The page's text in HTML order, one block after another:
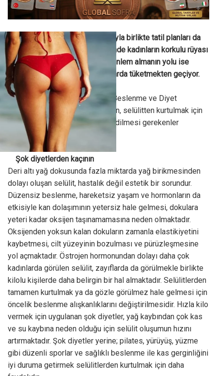
Havaların ısınmaya başlamasıyla birlikte tatil planları da
yapılmaya başlandı. Bu dönemde kadınların korkulu rüyası
haline gelen selülitlere karşı önlem almanın yolu ise
doğru besinleri uygun miktarlarda tüketmekten geçiyor.
Memorial Hizmet Hastanesi Beslenme ve Diyet
Bölümü'nden Dyt. Sinem Uygun, selülitten kurtulmak için
beslenme düzeninde dikkat edilmesi gerekenler
hakkında bilgi verdi.
Şok diyetlerden kaçının
Deri altı yağ dokusunda fazla miktarda yağ birikmesinden
dolayı oluşan selülit, hastalık değil estetik bir sorundur.
Düzensiz beslenme, hareketsiz yaşam ve hormonların da
etkisiyle kan dolaşımının yetersiz hale gelmesi, dokulara
yeteri kadar oksijen taşınamamasına neden olmaktadır.
Oksijenden yoksun kalan dokuların zamanla elastikiyetini
kaybetmesi, cilt yüzeyinin bozulması ve pürüzleşmesine
yol açmaktadır. Östrojen hormonundan dolayı daha çok
kadınlarda görülen selülit, zayıflarda da görülmekle birlikte
kilolu kişilerde daha belirgin bir hal almaktadır. Selülitlerden
tamamen kurtulmak ya da gözle görülmez hale gelmesi için
öncelik beslenme alışkanlıklarını değiştirilmesidir. Hızla kilo
vermek için uygulanan şok diyetler, yağ kaybından çok kas
ve su kaybına neden olduğu için selülit oluşumun hızını
artırmaktadır. Şok diyetler yerine; pilates, yürüyüş, yüzme
gibi düzenli sporlar ve sağlıklı beslenme ile kas gerginliğini
iyi duruma getirmek selülitlerden kurtulmak için daha